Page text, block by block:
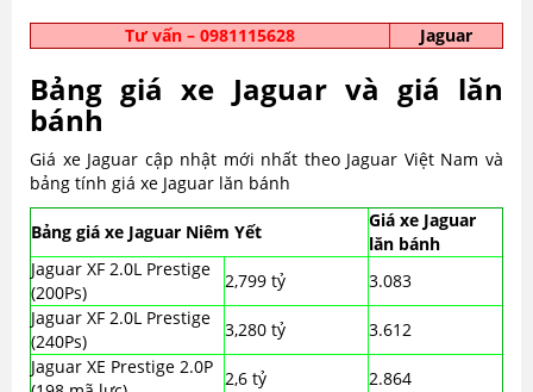
Tư vấn – 0981115628 Jaguar
Bảng giá xe Jaguar và giá lăn
bánh
Giá xe Jaguar cập nhật mới nhất theo Jaguar Việt Nam và
bảng tính giá xe Jaguar lăn bánh
Bảng giá xe Jaguar Niêm Yết
Giá xe Jaguar
lăn bánh
Jaguar XF 2.0L Prestige
(200Ps)
2,799 tỷ
3.083
Jaguar XF 2.0L Prestige
(240Ps)
3,280 tỷ
3.612
Jaguar XE Prestige 2.0P
2,6 tỷ
2.864